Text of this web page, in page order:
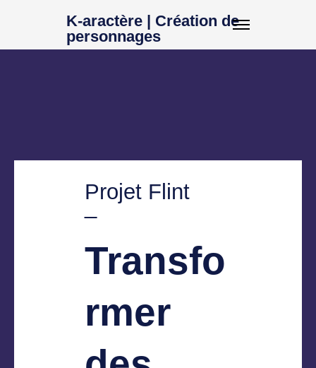
K-aractère | Création de
personnages
Projet Flint
_
Transfo
rmer